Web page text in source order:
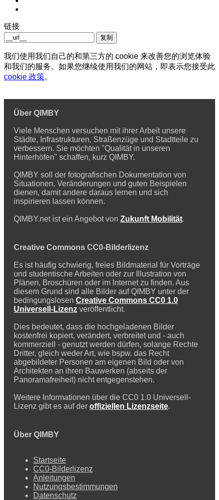
链接
复制
我们使用我们自己的和第三方的 cookie 来改善您的浏览体验
和我们的服务。如果您继续使用我们的网站，即表示您接受此
cookie 政策。
Über QIMBY
Viele Menschen versuchen mit ihrer Arbeit unsere
Städte, Infrastrukturen, Straßenzüge und Stadtteile zu
verbessern. Sie möchten "Qualität in unseren
Hinterhöfen" schaffen, kurz QIMBY.
QIMBY soll der fotografischen Dokumentation von
Situationen, Veränderungen und guten Beispielen
dienen, damit andere daraus lernen und sich
inspirieren lassen können.
QIMBY.net ist ein Angebot von Zukunft Mobilität.
Creative Commons CC0-Bilderlizenz
Es ist häufig schwierig, freies Bildmaterial für Vorträge
und studentische Arbeiten oder zur Illustration von
Plänen, Broschüren oder im Internet zu finden. Aus
diesem Grund sind alle Bilder auf QIMBY unter der
bedingungslosen Creative Commons CC0 1.0
Universell-Lizenz veröffentlicht.
Dies bedeutet, dass die hochgeladenen Bilder
kostenfrei kopiert, verändert, verbreitet und - auch
kommerziell - genutzt werden dürfen, solange Rechte
Dritter, gleich weder Art, wie bspw. das Recht
abgebildeter Personen am eigenen Bild oder von
Architekten an ihren Bauwerken (abseits der
Panoramafreiheit) nicht entgegenstehen.
Weitere Informationen über die CC0 1.0 Universell-
Lizenz gibt es auf der offiziellen Lizenzseite.
Über QIMBY
Startseite
CC0-Bilderlizenz
Anleitungen
Nutzungsbestimmungen
Datenschutz